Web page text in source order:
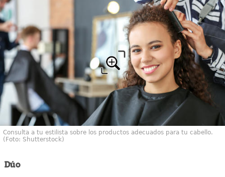
Consulta a tu estilista sobre los productos adecuados para tu cabello.
(Foto: Shutterstock)
Dúo